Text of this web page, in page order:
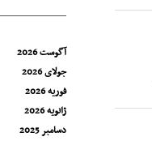
آگوست 2026
جولای 2026
فوریه 2026
ژانویه 2026
دسامبر 2025